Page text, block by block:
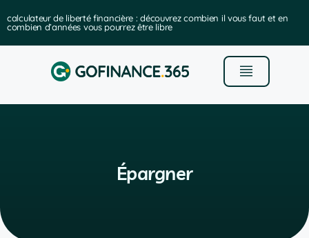
calculateur de liberté financière : découvrez combien il vous faut et en
combien d’années vous pourrez être libre
Épargner